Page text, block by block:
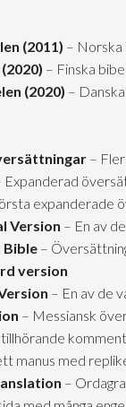
(2011) – Norska
– Finska
(2020) –
–
Expanderad
expanderade
Version – En av
Bible –
version
– En av de
– Messiansk
manus med
–